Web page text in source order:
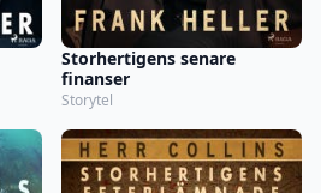
Storhertigens senare
finanser
Storytel